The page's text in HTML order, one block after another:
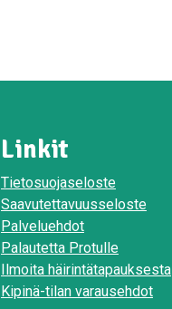
Linkit
Tietosuojaseloste
Saavutettavuusseloste
Palveluehdot
Palautetta Protulle
Ilmoita häirintätapauksesta
Kipinä-tilan varausehdot